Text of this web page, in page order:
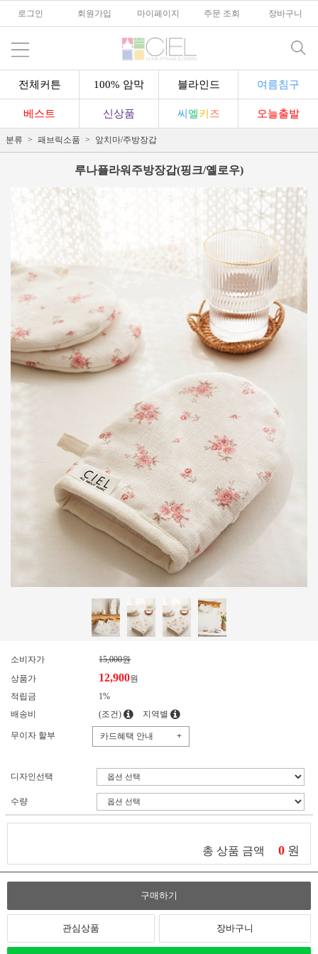
로그인 회원가입 마이페이지 주문 조회 장바구니
전체커튼 100% 암막 블라인드 여름침구
베스트 신상품 씨 엘키 즈 오늘출발
분류 패브릭소품 앞치마/주방장갑
루나플라워주방장갑(핑크/옐로우)
소비자가
15,000원
상품가
12,900원
적립금
1%
배송비
(조건) 지역별
무이자 할부 카드혜택 안내 +
디자인선택
수량
총 상품 금액 0 원
구매하기
관심상품 장바구니